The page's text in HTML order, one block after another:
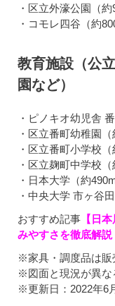
・区立外濠公園（約
・コモレ四谷（約
教育施設（公
園など）
・ピノキオ幼児舎
・区立番町幼稚園（
・区立番町小学校（
・区立麹町中学校（
・日本大学（約490m
・中央大学 市ヶ谷
おすすめ記事 【日
みやすさを徹底解説
※家具・調度品は販
※図面と現況が異な
※更新日：2022年6